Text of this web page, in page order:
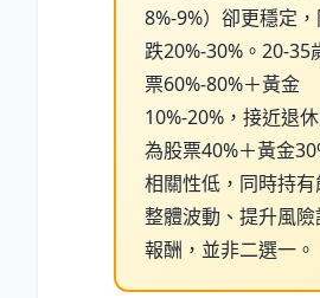
8%-9%）卻更穩定
跌20%-30%。20-35
票60%-80%＋黃金
10%-20%，接近退
為股票40%＋黃金
相關性低，同時持
整體波動、提升風險
報酬，並非二選一。